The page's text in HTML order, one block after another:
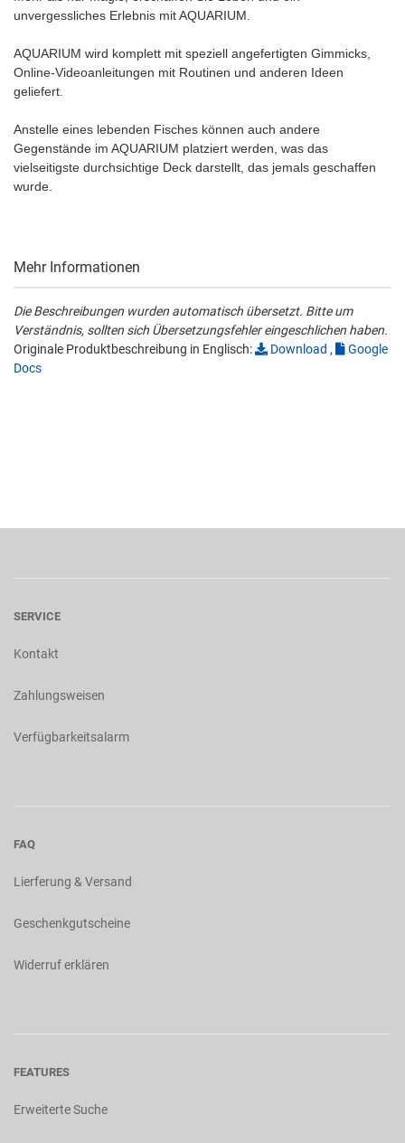
unvergessliches Erlebnis mit AQUARIUM.
AQUARIUM wird komplett mit speziell angefertigten Gimmicks,
Online-Videoanleitungen mit Routinen und anderen Ideen
geliefert.
Anstelle eines lebenden Fisches können auch andere
Gegenstände im AQUARIUM platziert werden, was das
vielseitigste durchsichtige Deck darstellt, das jemals geschaffen
wurde.
Mehr Informationen
Die Beschreibungen wurden automatisch übersetzt. Bitte um
Verständnis, sollten sich Übersetzungsfehler eingeschlichen haben.
Originale Produktbeschreibung in Englisch:
Download ,
Google
Docs
SERVICE
Kontakt
Zahlungsweisen
Verfügbarkeitsalarm
FAQ
Lierferung & Versand
Geschenkgutscheine
Widerruf erklären
FEATURES
Erweiterte Suche